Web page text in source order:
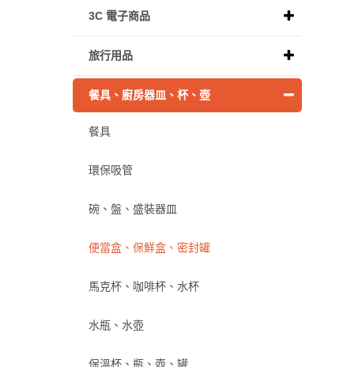
3C 電子商品
旅行用品
餐具、廚房器皿、杯、壺
餐具
環保吸管
碗、盤、盛裝器皿
便當盒、保鮮盒、密封罐
馬克杯、咖啡杯、水杯
水瓶、水壺
保溫杯、瓶、壺、罐